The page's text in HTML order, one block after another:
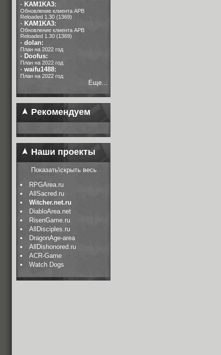
· KAM1KA3:
Обновление клиента APB
Reloaded 1.30 (1369)
· KAM1KA3:
Обновление клиента APB
Reloaded 1.30 (1369)
· dolan:
План на 2022 год
· Doofus:
План на 2022 год
· waifu1488:
План на 2022 год
Еще...
Рекомендуем
Наши проекты
Показать\скрыть весь
RPGArea.ru
AllSacred.ru
Witcher.net.ru
DiabloArea.net
RisenGame.ru
AllDisciples.ru
DragonAge-area
AllDishonored.ru
ACR-Game
Watch Dogs